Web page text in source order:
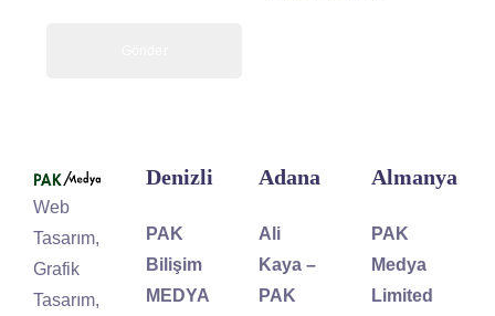
u
*
Web
Tasarım,
Grafik
Tasarım,
Denizli
PAK
Bilişim
MEDYA
Adana
Ali
Kaya –
PAK
Almanya
PAK
Medya
Limited